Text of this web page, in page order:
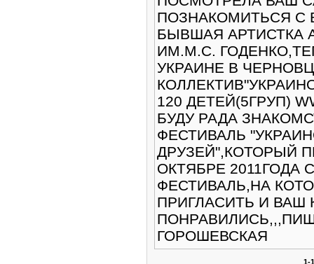
ПОЗНАКОМИТЬСЯ С
БЫВШАЯ АРТИСТКА
ИМ.М.С.
УКРАИНЕ В
120 ДЕТЕЙ(5ГРУП)
БУДУ РАДА
ФЕСТИВАЛЬ
ДРУЗЕЙ",КОТОРЫЙ
ОКТЯБРЕ 2011ГОДА
ФЕСТИВАЛЬ,НА
ПРИГЛАСИТЬ И ВАШ
ГОРОШЕВСКАЯ
1-